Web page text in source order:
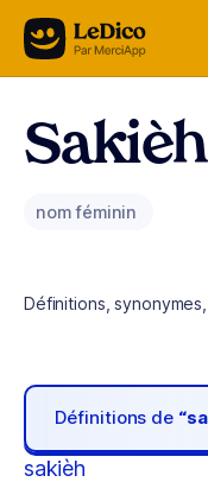
Aller au contenu
Sakièh
nom féminin
Définitions,
Définitions de
sakièh